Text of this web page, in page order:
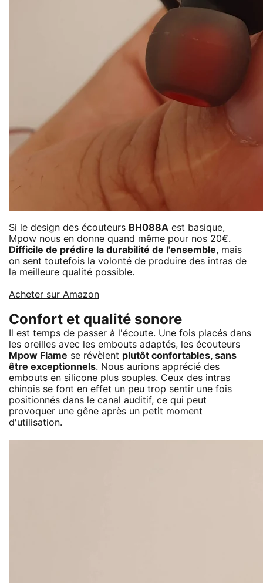
Si le design des écouteurs BH088A est basique,
Mpow nous en donne quand même pour nos 20€.
Difficile de prédire la durabilité de l'ensemble, mais
on sent toutefois la volonté de produire des intras de
la meilleure qualité possible.
Acheter sur Amazon
Confort et qualité sonore
Il est temps de passer à l'écoute. Une fois placés dans
les oreilles avec les embouts adaptés, les écouteurs
Mpow Flame se révèlent plutôt confortables, sans
être exceptionnels. Nous aurions apprécié des
embouts en silicone plus souples. Ceux des intras
chinois se font en effet un peu trop sentir une fois
positionnés dans le canal auditif, ce qui peut
provoquer une gêne après un petit moment
d'utilisation.